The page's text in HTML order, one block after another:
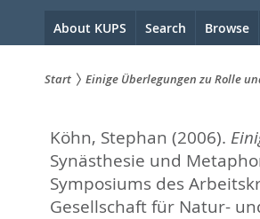
Hauptnavigation
About KUPS Search Browse
sind
hier:
Start Einige Überlegungen zu Rolle
Köhn, Stephan (2006).
Synästhesie und
Symposiums des
Gesellschaft für Natur-